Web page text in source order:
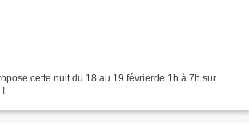
cette nuit du 18 au 19 févrierde 1h à 7h sur
!